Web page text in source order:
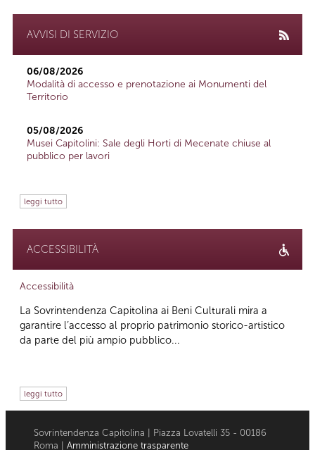
AVVISI DI SERVIZIO
06/08/2026
Modalità di accesso e prenotazione ai Monumenti del
Territorio
05/08/2026
Musei Capitolini: Sale degli Horti di Mecenate chiuse al
pubblico per lavori
leggi tutto
ACCESSIBILITÀ
Accessibilità
La Sovrintendenza Capitolina ai Beni Culturali mira a
garantire l’accesso al proprio patrimonio storico-artistico
da parte del più ampio pubblico...
leggi tutto
Sovrintendenza Capitolina | Piazza Lovatelli 35 - 00186
Roma | Amministrazione trasparente